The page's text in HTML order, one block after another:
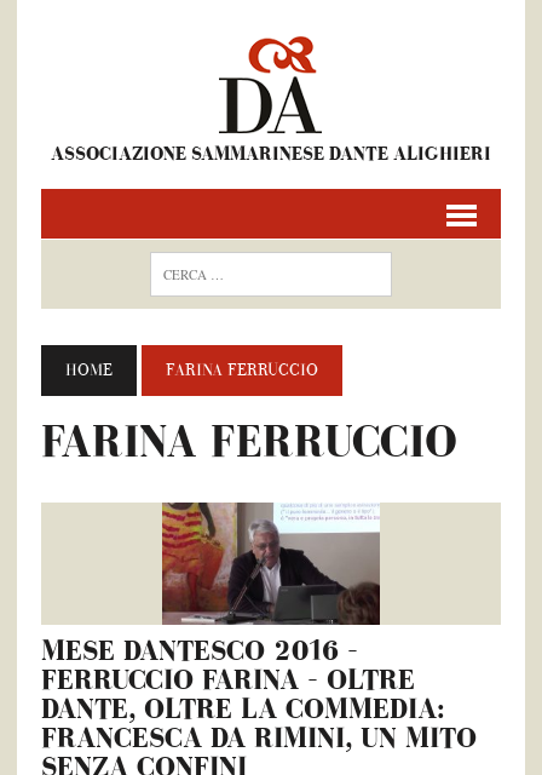
ASSOCIAZIONE SAMMARINESE DANTE ALIGHIERI
HOME FARINA FERRUCCIO
FARINA FERRUCCIO
MESE DANTESCO 2016 –
FERRUCCIO FARINA – OLTRE
DANTE, OLTRE LA COMMEDIA:
FRANCESCA DA RIMINI, UN MITO
SENZA CONFINI